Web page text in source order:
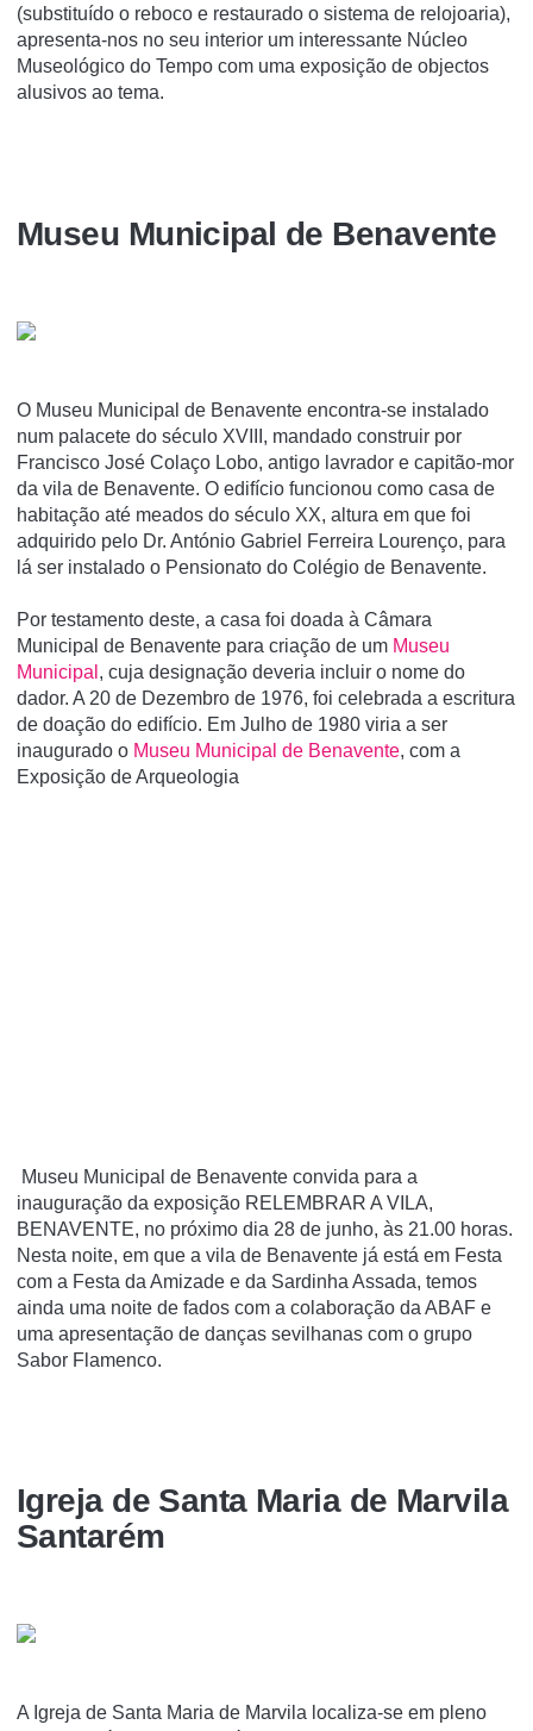
(substituído o reboco e restaurado o sistema de relojoaria),
apresenta-nos no seu interior um interessante Núcleo
Museológico do Tempo com uma exposição de objectos
alusivos ao tema.
Museu Municipal de Benavente
O Museu Municipal de Benavente encontra-se instalado
num palacete do século XVIII, mandado construir por
Francisco José Colaço Lobo, antigo lavrador e capitão-mor
da vila de Benavente. O edifí­cio funcionou como casa de
habitação até meados do século XX, altura em que foi
adquirido pelo Dr. António Gabriel Ferreira Lourenço, para
lá ser instalado o Pensionato do Colégio de Benavente.
Por testamento deste, a casa foi doada à Câmara
Municipal de Benavente para criação de um Museu
Municipal , cuja designação deveria incluir o nome do
dador. A 20 de Dezembro de 1976, foi celebrada a escritura
de doação do edifí­cio. Em Julho de 1980 viria a ser
inaugurado o Museu Municipal de Benavente, com a
Exposição de Arqueologia
Museu Municipal de Benavente convida para a
inauguração da exposição RELEMBRAR A VILA,
BENAVENTE, no próximo dia 28 de junho, às 21.00 horas.
Nesta noite, em que a vila de Benavente já está em Festa
com a Festa da Amizade e da Sardinha Assada, temos
ainda uma noite de fados com a colaboração da ABAF e
uma apresentação de danças sevilhanas com o grupo
Sabor Flamenco.
Igreja de Santa Maria de Marvila
Santarém
A Igreja de Santa Maria de Marvila localiza-se em pleno